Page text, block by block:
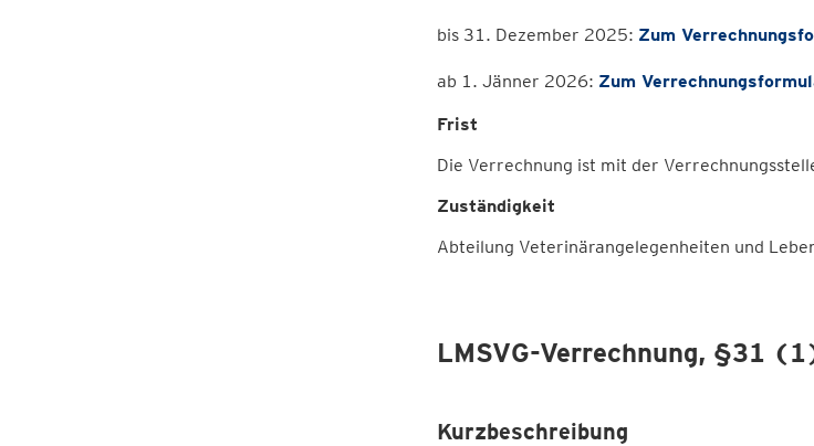
bis 31. Dezember 2025: Zum
ab 1. Jänner 2026: Zum
Frist
Die Verrechnung ist mit der
Zuständigkeit
Abteilung Veterinärangelegenheiten und
LMSVG-Verrechnung, §31
Kurzbeschreibung